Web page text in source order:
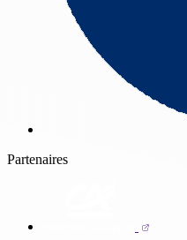
Partenaires